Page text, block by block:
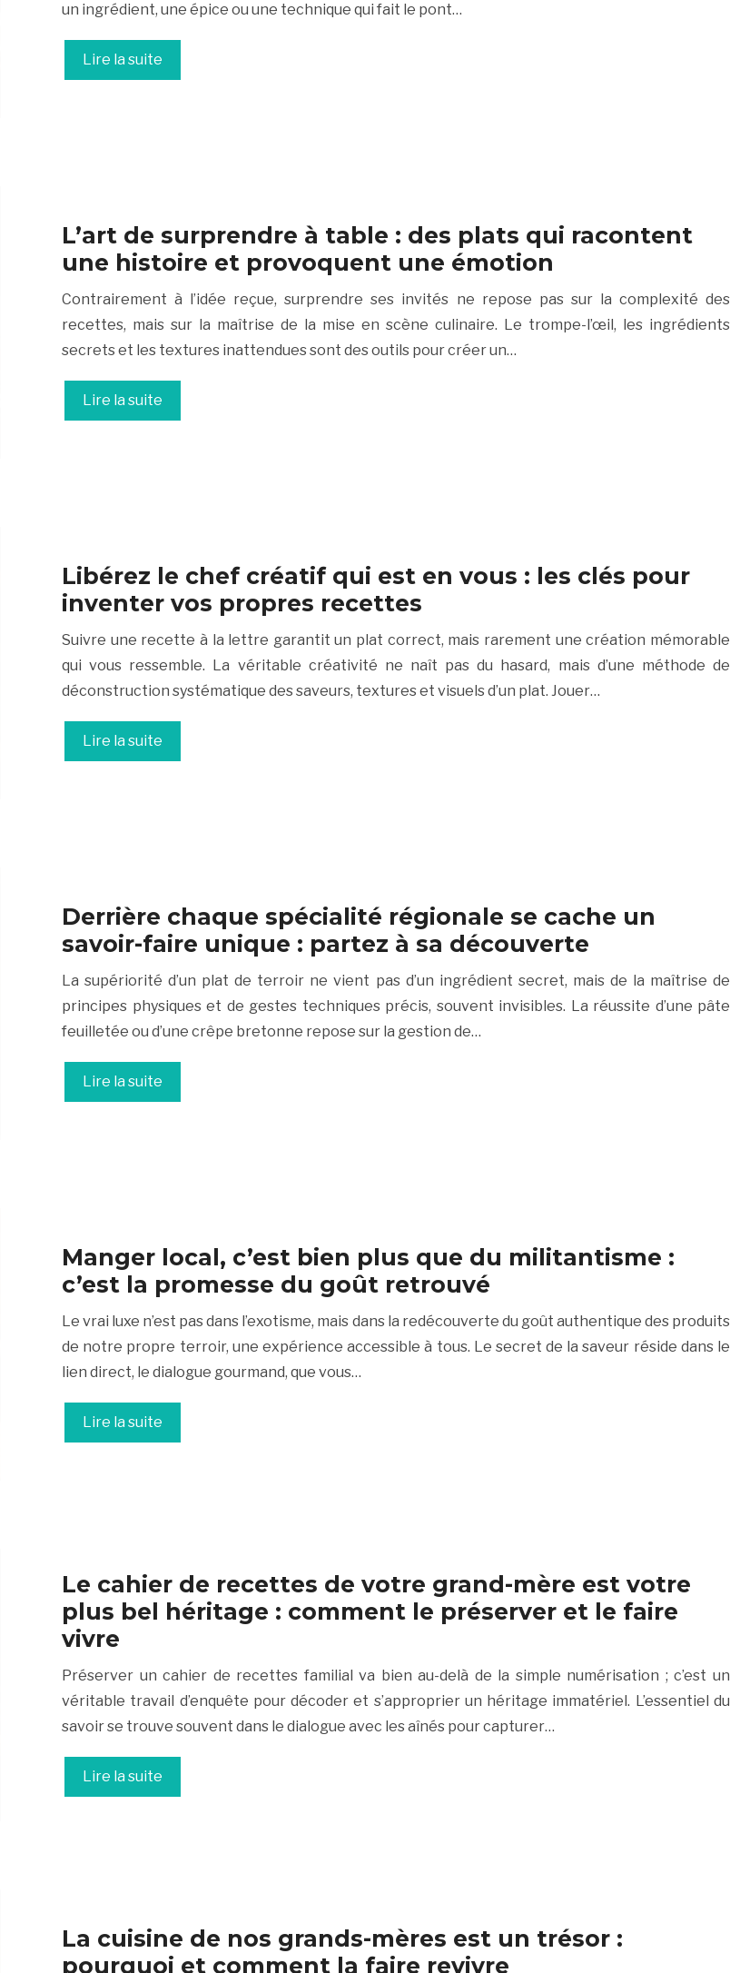
un ingrédient, une épice ou une technique qui fait le pont…
Lire la suite
L’art de surprendre à table : des plats qui racontent
une histoire et provoquent une émotion
Contrairement à l’idée reçue, surprendre ses invités ne repose pas sur la complexité des
recettes, mais sur la maîtrise de la mise en scène culinaire. Le trompe-l’œil, les ingrédients
secrets et les textures inattendues sont des outils pour créer un…
Lire la suite
Libérez le chef créatif qui est en vous : les clés pour
inventer vos propres recettes
Suivre une recette à la lettre garantit un plat correct, mais rarement une création mémorable
qui vous ressemble. La véritable créativité ne naît pas du hasard, mais d’une méthode de
déconstruction systématique des saveurs, textures et visuels d’un plat. Jouer…
Lire la suite
Derrière chaque spécialité régionale se cache un
savoir-faire unique : partez à sa découverte
La supériorité d’un plat de terroir ne vient pas d’un ingrédient secret, mais de la maîtrise de
principes physiques et de gestes techniques précis, souvent invisibles. La réussite d’une pâte
feuilletée ou d’une crêpe bretonne repose sur la gestion de…
Lire la suite
Manger local, c’est bien plus que du militantisme :
c’est la promesse du goût retrouvé
Le vrai luxe n’est pas dans l’exotisme, mais dans la redécouverte du goût authentique des produits
de notre propre terroir, une expérience accessible à tous. Le secret de la saveur réside dans le
lien direct, le dialogue gourmand, que vous…
Lire la suite
Le cahier de recettes de votre grand-mère est votre
plus bel héritage : comment le préserver et le faire
vivre
Préserver un cahier de recettes familial va bien au-delà de la simple numérisation ; c’est un
véritable travail d’enquête pour décoder et s’approprier un héritage immatériel. L’essentiel du
savoir se trouve souvent dans le dialogue avec les aînés pour capturer…
Lire la suite
La cuisine de nos grands-mères est un trésor :
pourquoi et comment la faire revivre